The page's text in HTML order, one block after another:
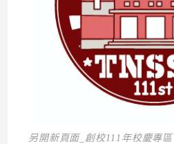
另開新頁面_創校111年校慶專區